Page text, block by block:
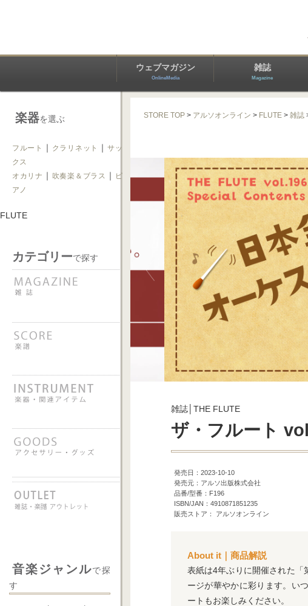
ウェブマガジン
OnlineMedia
雑誌
Magazine
楽器を選ぶ
フルート ｜ クラリネット ｜ サッ
クス
オカリナ ｜ 吹奏楽＆ブラス ｜
ピ
アノ
FLUTE
カテゴリーで探す
音楽ジャンルで探
す
STORE TOP > アルソオンライン > FLUTE >雑誌
雑誌│THE FLUTE
ザ・フルート
発売日：2023-10-10
発売元：アルソ出版株式会社
品番/型番：F196
ISBN/JAN：4910871851235
販売ストア： アルソオンライン
About it｜商品解説
表紙は4年ぶりに開催された「
ージが華やかに彩ります。い
ートもお楽しみください。